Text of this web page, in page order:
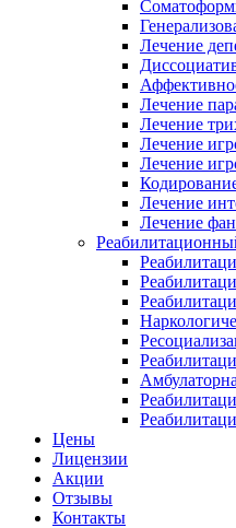
Лечение
Лечение
Лечение
Лечение
Лечение
Лечение
Лечение
Цены
Лицензии
Акции
Отзывы
Контакты